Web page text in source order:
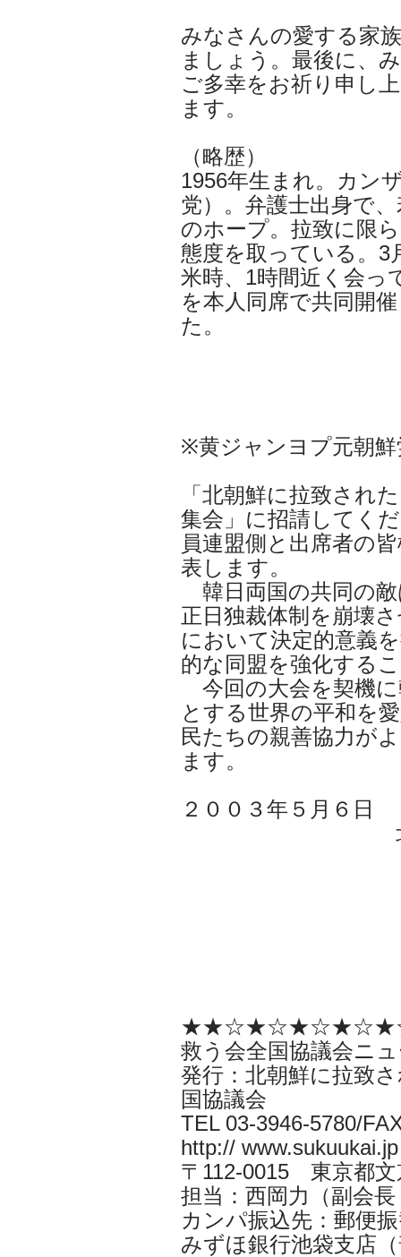
みなさんの愛する家
ましょう。最後に、
ご多幸をお祈り申し
ます。
（略歴）
1956年生まれ。カン
党）。弁護士出身で
のホープ。拉致に限
態度を取っている。3
米時、1時間近く会っ
を本人同席で共同開
た。
※黄ジャンヨプ元朝
「北朝鮮に拉致され
集会」に招請してく
員連盟側と出席者の
表します。
韓日両国の共同の
正日独裁体制を崩壊
において決定的意義
的な同盟を強化する
今回の大会を契機
とする世界の平和を
民たちの親善協力が
ます。
２００３年５月６日
北韓民主化
救う会全国協議会ニ
発行：北朝鮮に拉致
国協議会
TEL 03-3946-5780/
http:// www.sukuukai.jp
〒112-0015 東京都
担当：西岡力（副会
カンパ振込先：郵便
みずほ銀行池袋支店